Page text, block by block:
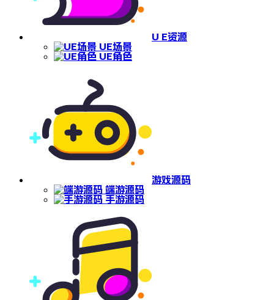
U E资源
UE场景
UE角色
游戏源码
端游源码
手游源码